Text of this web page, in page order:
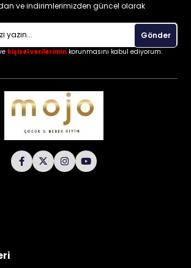
ve indirimlerimizden güncel olarak
Gönder
kişisel verilerimin korunmasını kabul ediyorum.